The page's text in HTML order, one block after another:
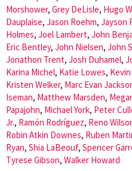
Morshower, Grey DeLisle, Hugo
Dauplaise, Jason Roehm, Jayson
Holmes, Joel Lambert, John
Eric Bentley, John Nielsen, John
Jonathon Trent, Josh Duhamel,
Karina Michel, Katie Lowes,
Kristen Welker, Marc Evan
Iseman, Matthew Marsden,
Papajohn, Michael York, Peter
Jr., Ramón Rodríguez, Reno
Robin Atkin Downes, Ruben
Ryan, Shia LaBeouf, Spencer
Tyrese Gibson, Walker Howard